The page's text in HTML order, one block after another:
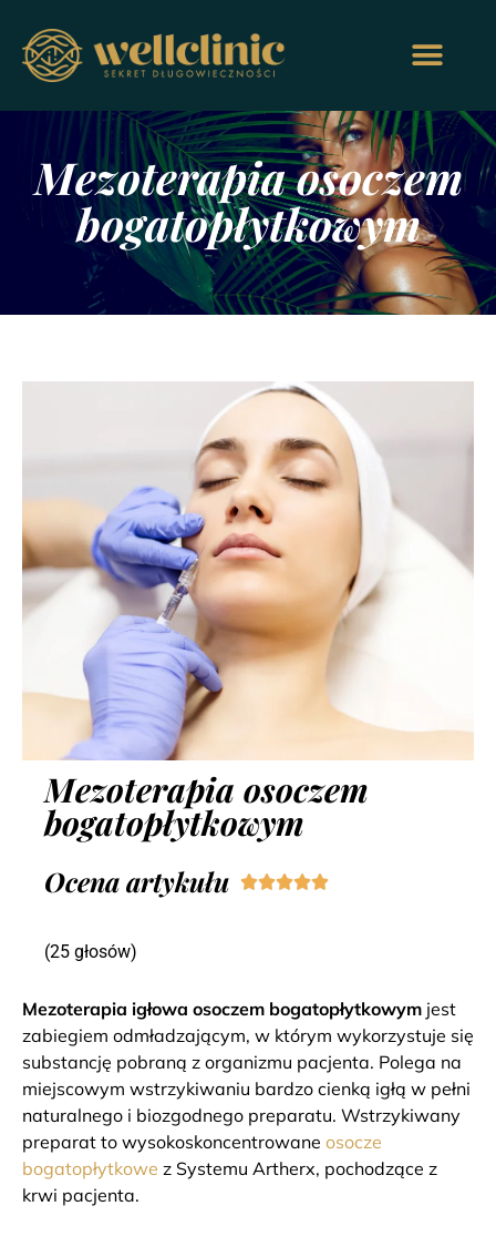
Mezoterapia osoczem
bogatopłytkowym
Mezoterapia osoczem
bogatopłytkowym
Ocena artykułu 
(25 głosów)
Mezoterapia igłowa osoczem bogatopłytkowym jest
zabiegiem odmładzającym, w którym wykorzystuje się
substancję pobraną z organizmu pacjenta. Polega na
miejscowym wstrzykiwaniu bardzo cienką igłą w pełni
naturalnego i biozgodnego preparatu. Wstrzykiwany
preparat to wysokoskoncentrowane osocze
bogatopłytkowe z Systemu Artherx, pochodzące z
krwi pacjenta.